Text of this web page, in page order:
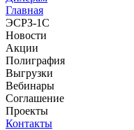
Главная
ЭСРЗ-1С
Новости
Акции
Полиграфия
Выгрузки
Вебинары
Соглашение
Проекты
Контакты